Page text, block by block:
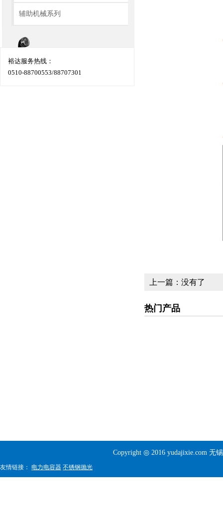
辅助机械系列
裕达服务热线：
0510-88700553/88707301
上一篇：没有了
热门产品
Copyright ◎ 2016 yudajixie.com 无
友情链接： 电力电容器 不锈钢抛光